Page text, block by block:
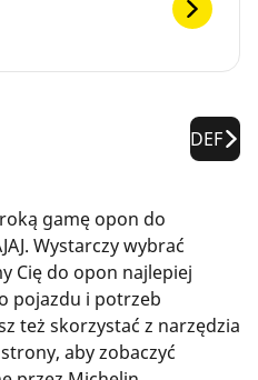
DEF
gamę opon do
Wystarczy wybrać
Cię do opon najlepiej
pojazdu i potrzeb
też skorzystać z narzędzia
aby zobaczyć